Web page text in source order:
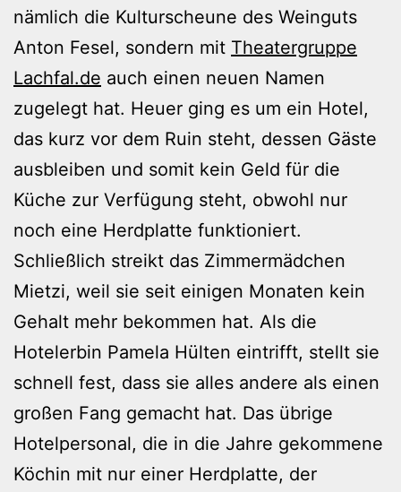
nämlich die Kulturscheune des Weinguts
Anton Fesel, sondern mit Theatergruppe
Lachfal.de auch einen neuen Namen
zugelegt hat. Heuer ging es um ein Hotel,
das kurz vor dem Ruin steht, dessen Gäste
ausbleiben und somit kein Geld für die
Küche zur Verfügung steht, obwohl nur
noch eine Herdplatte funktioniert.
Schließlich streikt das Zimmermädchen
Mietzi, weil sie seit einigen Monaten kein
Gehalt mehr bekommen hat. Als die
Hotelerbin Pamela Hülten eintrifft, stellt sie
schnell fest, dass sie alles andere als einen
großen Fang gemacht hat. Das übrige
Hotelpersonal, die in die Jahre gekommene
Köchin mit nur einer Herdplatte, der